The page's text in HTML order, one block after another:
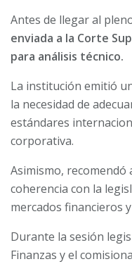
Antes de llegar al
enviada a la Corte
para análisis técnico.
La institución emitió
la necesidad de
estándares
corporativa.
Asimismo,
coherencia con la
mercados financieros
Durante la sesión
Finanzas y el